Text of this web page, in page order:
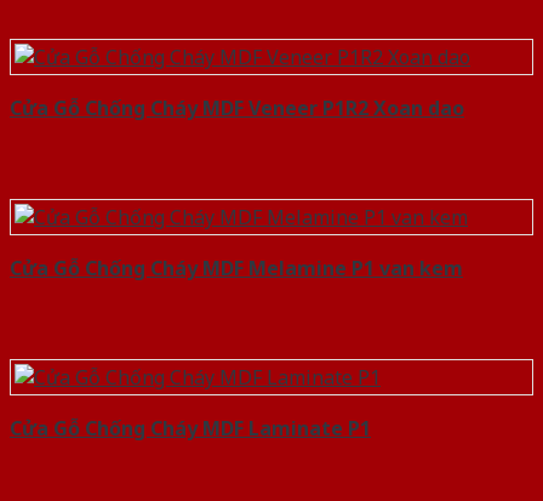
Cửa Gỗ Chống Cháy MDF Veneer P1R2 Xoan dao
Cửa Gỗ Chống Cháy MDF Melamine P1 van kem
Cửa Gỗ Chống Cháy MDF Laminate P1